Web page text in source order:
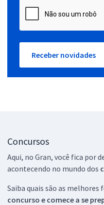
Receber novidades
Concursos
Aqui, no Gran, você fica por
acontecendo no mundo dos
Saiba quais são as melhores
concurso e comece a se